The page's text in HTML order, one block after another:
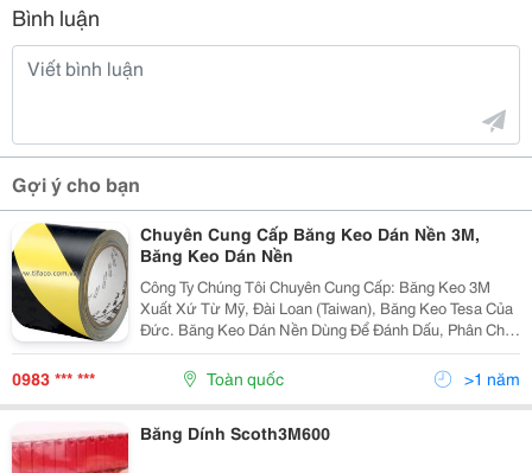
Bình luận
Gợi ý cho bạn
Chuyên Cung Cấp Băng Keo Dán Nền 3M,
Băng Keo Dán Nền
Công Ty Chúng Tôi Chuyên Cung Cấp: Băng Keo 3M
Xuất Xứ Từ Mỹ, Đài Loan (Taiwan), Băng Keo Tesa Của
Đức. Băng Keo Dán Nền Dùng Để Đánh Dấu, Phân Chia
Khu Vực Làm Việc. Tùy Vào Từng Loại Ta Có Thể Dùng
Ở Cầu Thang, Đường Đi Hoặc Khu Vực Nào Đó Xung
0983 *** *** Toàn quốc >1 năm
Băng Dính Scoth3M600